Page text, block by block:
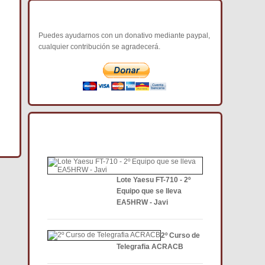
Puedes ayudarnos con un donativo mediante paypal,
cualquier contribución se agradecerá.
Lote Yaesu FT-710 - 2º
Equipo que se lleva
EA5HRW - Javi
2º Curso de
Telegrafia ACRACB